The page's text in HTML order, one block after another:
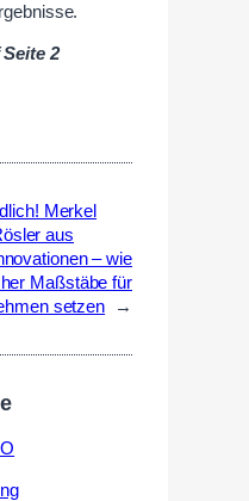
2
Merkel
aus
– wie
Maßstäbe für
setzen
→